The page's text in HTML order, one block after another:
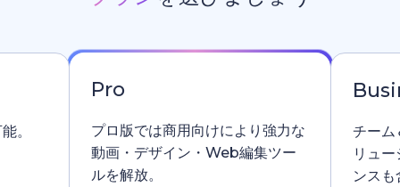
。
Pro
プロ版では商用向けにより強力な
動画・デザイン・Web編集ツー
ルを解放。
チーム
リュ
ンス